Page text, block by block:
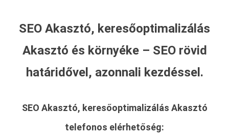
SEO Akasztó, keresőoptimalizálás
Akasztó és környéke – SEO rövid
határidővel, azonnali kezdéssel.
SEO Akasztó, keresőoptimalizálás Akasztó
telefonos elérhetőség: